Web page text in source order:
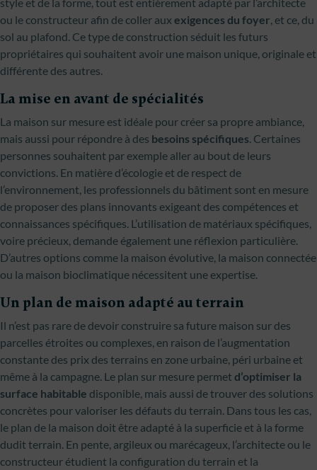
ou le constructeur afin de coller aux exigences du foyer, et ce, du
sol au plafond. Ce type de construction séduit les futurs
propriétaires qui souhaitent avoir une maison unique, originale et
différente des autres.
La mise en avant de spécialités
La maison sur mesure est idéale pour créer sa propre ambiance,
mais aussi pour répondre à des besoins spécifiques. Certaines
personnes souhaitent par exemple aller au bout de leurs
convictions. En matière d’écologie et de respect de
l’environnement, les professionnels du bâtiment sont en mesure
de proposer des plans innovants exigeant des compétences et
connaissances spécifiques. L’utilisation de matériaux spécifiques,
voire précieux, demande également une réflexion particulière.
D’autres options comme la maison évolutive, la maison connectée
ou la maison bioclimatique nécessitent une expertise.
Un plan de maison adapté au terrain
Il n’est pas rare de devoir construire sa future maison sur des
parcelles étroites ou complexes, en raison de l’augmentation
constante des prix des terrains en zone urbaine, péri urbaine et
même à la campagne. Le plan sur mesure permet d’optimiser la
surface habitable disponible, mais aussi de trouver des solutions
concrètes pour valoriser les défauts du terrain. Dans tous les cas,
le plan de la maison doit être adapté à la superficie et à la forme
dudit terrain. En pente, argileux ou marécageux, l’architecte ou le
constructeur étudient la configuration du terrain et la